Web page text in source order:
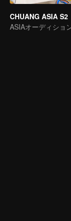
CHUANG ASIA S2